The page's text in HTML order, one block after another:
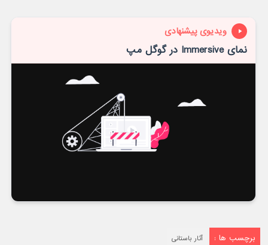
ویدیوی پیشنهادی
نمای Immersive در گوگل مپ
برچسب ها : آثار باستانی